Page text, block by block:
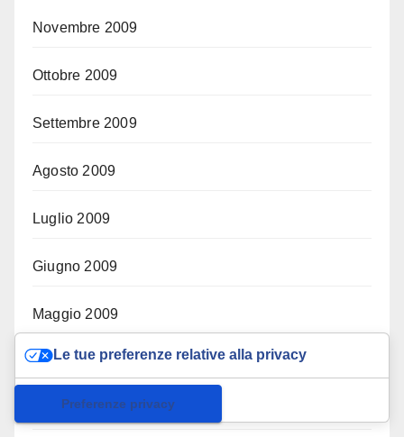
Novembre 2009
Ottobre 2009
Settembre 2009
Agosto 2009
Luglio 2009
Giugno 2009
Maggio 2009
Aprile 2009
Marzo 2009
Le tue preferenze relative alla privacy
Informativa sulla raccolta